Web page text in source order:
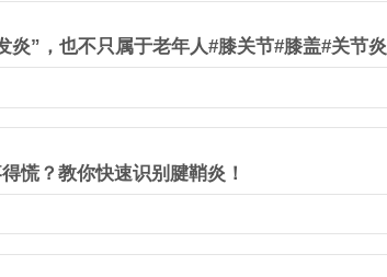
炎”，也不只属于老年人#膝关节#膝盖#关节炎
慌？教你快速识别腱鞘炎！